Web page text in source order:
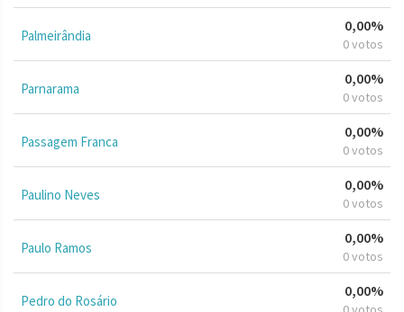
Palmeirândia
0,00%
0 votos
Parnarama
0,00%
0 votos
Passagem Franca
0,00%
0 votos
Paulino Neves
0,00%
0 votos
Paulo Ramos
0,00%
0 votos
Pedro do Rosário
0,00%